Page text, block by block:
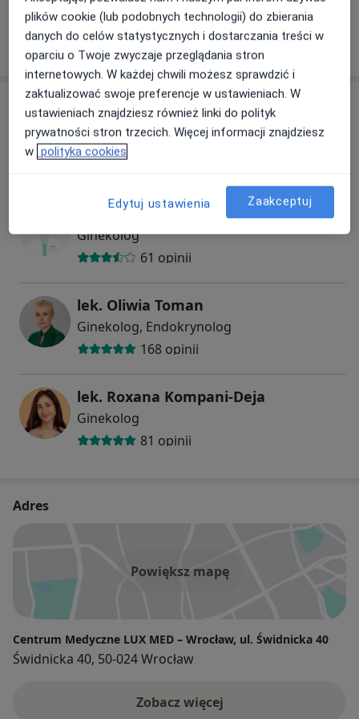
W jaki sposób ustalane są ceny?
Specjaliści
Ginekolog
Aneta Kos-Położyńska
Ginekolog
61 opinii
lek. Oliwia Toman
Ginekolog, Endokrynolog
168 opinii
lek. Roxana Kompani-Deja
Ginekolog
81 opinii
Adres
Powiększ mapę
Centrum Medyczne LUX MED – Wrocław, ul. Świdnicka 40
Świdnicka 40, 50-024 Wrocław
Zobacz więcej
plików cookie (lub podobnych technologii) do zbierania
danych do celów statystycznych i dostarczania treści w
oparciu o Twoje zwyczaje przeglądania stron
internetowych. W każdej chwili możesz sprawdzić i
zaktualizować swoje preferencje w ustawieniach. W
ustawieniach znajdziesz również linki do polityk
prywatności stron trzecich. Więcej informacji znajdziesz
w polityka cookies
Edytuj ustawienia Zaakceptuj